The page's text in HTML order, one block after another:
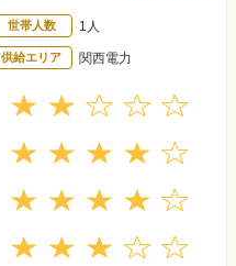
世帯人数 1人
供給エリア 関西電力